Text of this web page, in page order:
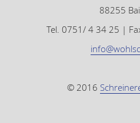
88255
Tel. 0751/ 4 34 25 |
© 2016